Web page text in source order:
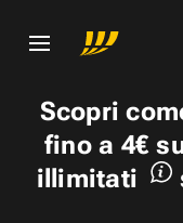
Scopri
fino a 4€
illimitati